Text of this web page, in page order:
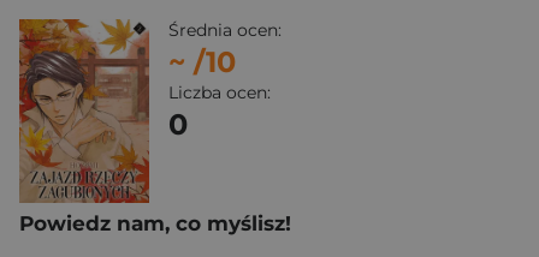
Średnia ocen:
~ /10
Liczba ocen:
0
Powiedz nam, co myślisz!